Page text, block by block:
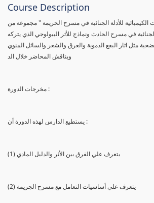
Course Description
الكيميائية للأدلة الجنائية في مسرح الجريمة " مجموعة من
في مسرح الحادث ونماذج للأثر البيولوجي الذي يتركه
مثل اثار البقع الدموية والعرق والشعر والسائل المنوي
ويناقش المحاضر خلال الد
مخرجات الدورة :
يستطيع الدارس لهذه الدورة أن :
(1) يتعرف علي الفرق بين الأثر والدليل المادي
(2) يتعرف علي أساسيات التعامل مع مسرح الجريمة